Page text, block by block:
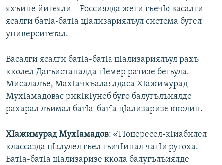
яхъине йигеяли – Россиялда жеги гьечIо васалги
ясалги батIа-батIа цIализариялъул система бугел
университетал.
Васалги ясалги батIа-батIа цIализариялъул рахъ
кколел Дагъистаналда гIемер ратизе бегьула.
Мисалалъе, МахIачхъалаялдаса ХIажимурад
МухIамадовас рикIкIунеб буго балугълъиялде
рахарал лъимал батIа-батIа цIализаризе кколин.
ХIажимурад МухIамадов: «ТIоцересел-кIиабилел
классазда цIалулел гьел гьитIинал чагIи ругоха.
БатIа-батIа цIализаризе ккола балугълъиялде